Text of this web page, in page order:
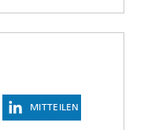
MITTEILEN